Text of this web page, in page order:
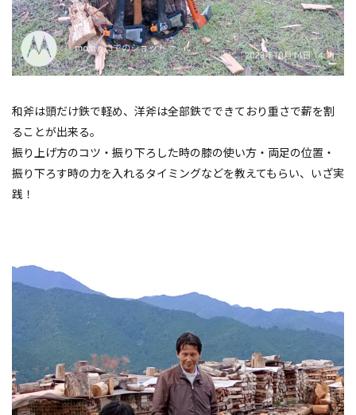
和斧は頭だけ鉄で軽め、洋斧は全部鉄でできており重さで薪を割
ることが出来る。
振り上げ方のコツ・振り下ろした時の膝の使い方・両足の位置・
振り下ろす時の力を入れるタイミングなどを教えてもらい、いざ実
践！